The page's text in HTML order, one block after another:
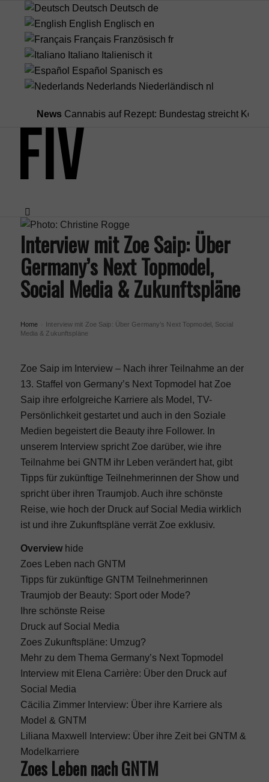
Deutsch Deutsch de
English Englisch en
Français Französisch fr
Italiano Italienisch it
Español Spanisch es
Nederlands Niederländisch nl
News Cannabis auf Rezept: Bundestag streicht
Menü
Interview mit Zoe Saip: Über
Germany’s Next Topmodel,
Social Media & Zukunftspläne
Home
Interview mit Zoe Saip: Über Germany’s Next Topmodel, Social
Media & Zukunftspläne
Zoe Saip im Interview – Nach ihrer Teilnahme an der
13. Staffel von Germany’s Next Topmodel
hat Zoe
Saip ihre erfolgreiche Karriere als Model, TV-
Persönlichkeit gestartet und auch in den Soziale
Medien begeistert die Beauty ihre Follower. In
unserem Interview spricht Zoe darüber, wie ihre
Teilnahme bei GNTM ihr Leben verändert hat, gibt
Tipps für zukünftige Teilnehmerinnen der Show und
spricht über ihren Traumjob. Auch ihre schönste
Reise, wie hoch der Druck auf Social Media wirklich
ist und ihre Zukunftspläne verrät Zoe exklusiv.
Overview hide
Zoes Leben nach GNTM
Tipps für zukünftige GNTM Teilnehmerinnen
Traumjob der Beauty: Sport oder Mode?
Ihre schönste Reise
Druck auf Social Media
Zoes Zukunftspläne: Umzug?
Mehr zu dem Thema Germany’s Next Topmodel
Interview mit Elena Carrière: Über den Druck auf
Social Media
Cäcilia Zimmer Interview: Über ihre Karriere als
Model & GNTM
Liliana Maxwell Interview: Über ihre Zeit bei GNTM &
Modelkarriere
Zoes Leben nach GNTM